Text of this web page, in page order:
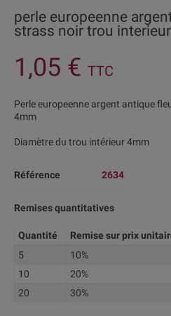
perle europeenne
strass noir trou
1,05 € TTC
Perle europeenne argent antique
4mm
Diamètre du trou intérieur 4mm
Référence 2634
Remises quantitatives
Quantité Remise sur prix
5
10%
10
20%
20
30%